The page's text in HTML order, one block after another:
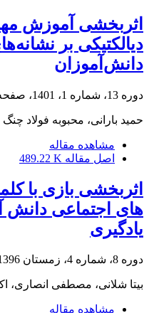
اثربخشی آموزش
دیالکتیکی بر
دانش‌آموزان
دوره 13، شماره 1، 1401، صفحه
حمید بارانی، محبوبه فولاد چنگ
مشاهده مقاله
اصل مقاله 489.22 K
اثربخشی بازی با
های اجتماعی دانش
یادگیری
دوره 8، شماره 4، زمستان 1396، صفحه
بیتا شلانی، مصطفی انصاری،
مشاهده مقاله